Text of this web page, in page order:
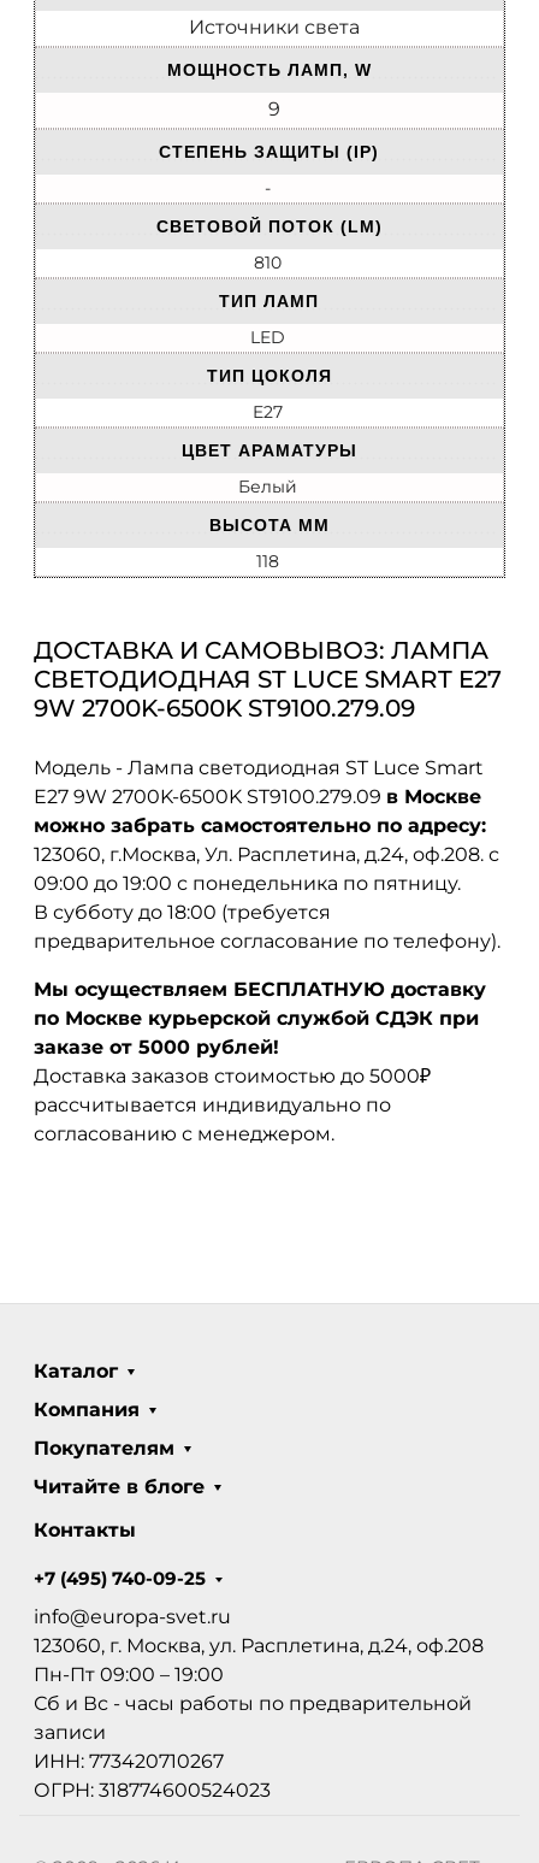
Источники света
МОЩНОСТЬ ЛАМП, W
9
СТЕПЕНЬ ЗАЩИТЫ (IP)
-
СВЕТОВОЙ ПОТОК (LM)
810
ТИП ЛАМП
LED
ТИП ЦОКОЛЯ
E27
ЦВЕТ АРАМАТУРЫ
Белый
ВЫСОТА ММ
118
ДОСТАВКА И САМОВЫВОЗ: ЛАМПА
СВЕТОДИОДНАЯ ST LUCE SMART E27
9W 2700K-6500K ST9100.279.09
Модель - Лампа светодиодная ST Luce Smart
E27 9W 2700K-6500K ST9100.279.09 в Москве
можно забрать самостоятельно по адресу:
123060, г.Москва, Ул. Расплетина, д.24, оф.208. с
09:00 до 19:00 с понедельника по пятницу.
В субботу до 18:00 (требуется
предварительное согласование по телефону).
Мы осуществляем БЕСПЛАТНУЮ доставку
по Москве курьерской службой СДЭК при
заказе от 5000 рублей!
Доставка заказов стоимостью до 5000₽
рассчитывается индивидуально по
согласованию с менеджером.
Каталог
Компания
Покупателям
Читайте в блоге
Контакты
+7 (495) 740-09-25
info@europa-svet.ru
123060, г. Москва, ул. Расплетина, д.24, оф.208
Пн-Пт 09:00 – 19:00
Сб и Вс - часы работы по предварительной
записи
ИНН: 773420710267
ОГРН: 318774600524023